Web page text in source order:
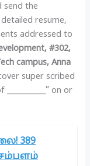
send the
resume,
addressed to
#302,
campus, Anna
super scribed
on or
389
சம்பளம்